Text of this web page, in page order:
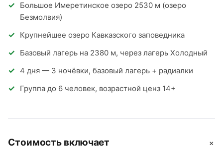
Большое Имеретинское озеро 2530 м (озеро
Безмолвия)
Крупнейшее озеро Кавказского заповедника
Базовый лагерь на 2380 м, через лагерь Холодный
4 дня — 3 ночёвки, базовый лагерь + радиалки
Группа до 6 человек, возрастной ценз 14+
Стоимость включает +